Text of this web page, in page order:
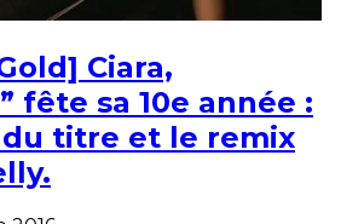
Ciara,
fête sa 10e année :
du titre et le remix